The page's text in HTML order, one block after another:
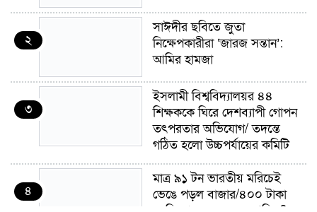
২
সাঈদীর ছবিতে জুতা
নিক্ষেপকারীরা ‘জারজ সন্তান’:
আমির হামজা
৩
ইসলামী বিশ্ববিদ্যালয়র ৪৪
শিক্ষককে ঘিরে দেশব্যাপী গোপন
তৎপরতার অভিযোগ/ তদন্তে
গঠিত হলো উচ্চপর্যায়ের কমিটি
৪
মাত্র ৯১ টন ভারতীয় মরিচেই
ভেঙে পড়ল বাজার/৪০০ টাকা